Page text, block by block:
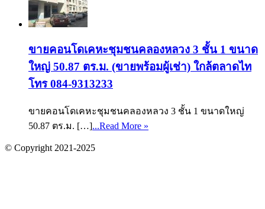
ขายคอนโดเคหะชุมชนคลองหลวง 3 ชั้น 1 ขนาด
ใหญ่ 50.87 ตร.ม. (ขายพร้อมผู้เช่า) ใกล้ตลาดไท
โทร 084-9313233
ขายคอนโดเคหะชุมชนคลองหลวง 3 ชั้น 1 ขนาดใหญ่
50.87 ตร.ม. […]...Read More »
© Copyright 2021-2025